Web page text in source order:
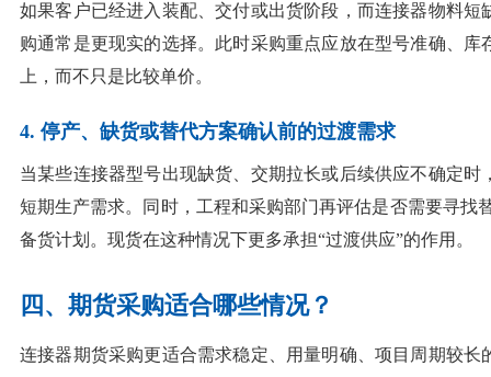
如果客户已经进入装配、交付或出货阶段，而连接器物料短
购通常是更现实的选择。此时采购重点应放在型号准确、库
上，而不只是比较单价。
4. 停产、缺货或替代方案确认前的过渡需求
当某些连接器型号出现缺货、交期拉长或后续供应不确定时
短期生产需求。同时，工程和采购部门再评估是否需要寻找
备货计划。现货在这种情况下更多承担“过渡供应”的作用。
四、期货采购适合哪些情况？
连接器期货采购更适合需求稳定、用量明确、项目周期较长